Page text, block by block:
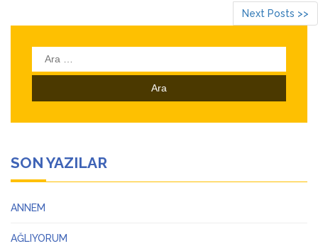
Next Posts >>
Arama:
SON YAZILAR
ANNEM
AĞLIYORUM